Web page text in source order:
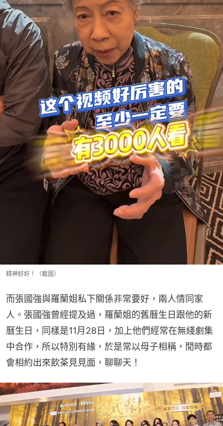
精神好好！（截圖）
而張國強與羅蘭姐私下關係非常要好，兩人情同家
人。張國強曾經提及過，羅蘭姐的舊曆生日跟他的新
曆生日，同樣是11月28日，加上他們經常在無綫劇集
中合作，所以特別有緣，於是常以母子相稱，閒時都
會相約出來飲茶見見面，聊聊天！